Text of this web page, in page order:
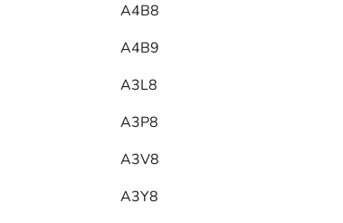
A4B8
A4B9
A3L8
A3P8
A3V8
A3Y8